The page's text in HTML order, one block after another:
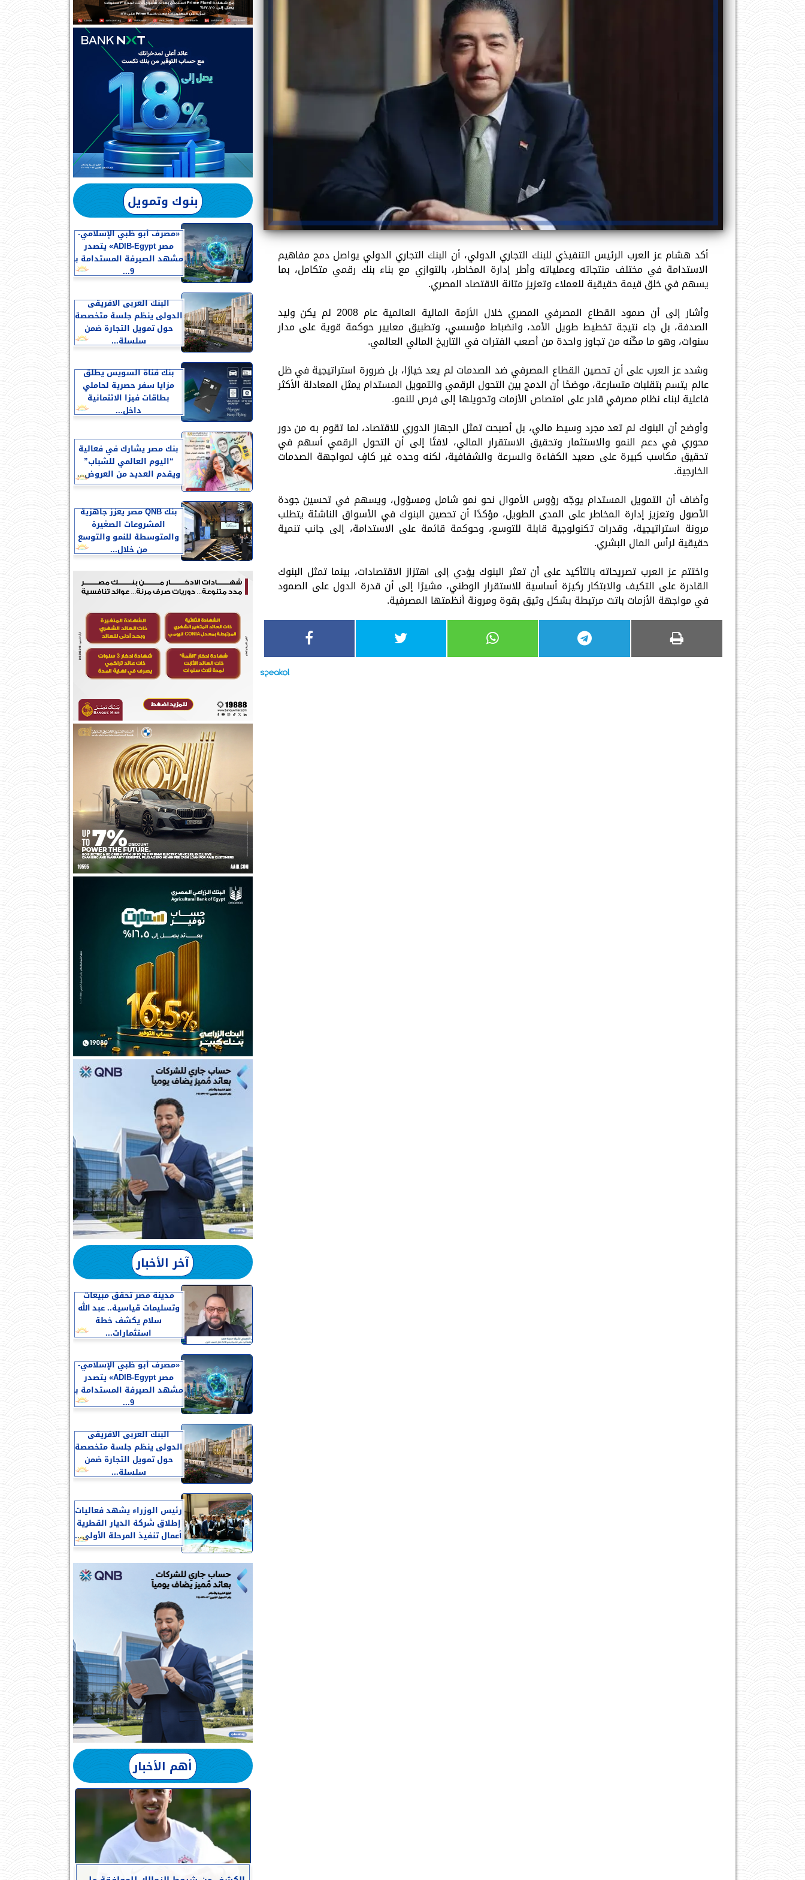
أكد هشام عز العرب الرئيس التنفيذي للبنك التجاري الدولي، أن البنك التجاري الدولي يواصل دمج مفاهيم
الاستدامة في مختلف منتجاته وعملياته وأطر إدارة المخاطر، بالتوازي مع بناء بنك رقمي متكامل، بما
يسهم في خلق قيمة حقيقية للعملاء وتعزيز متانة الاقتصاد المصري.
وأشار إلى أن صمود القطاع المصرفي المصري خلال الأزمة المالية العالمية عام 2008 لم يكن وليد
الصدفة، بل جاء نتيجة تخطيط طويل الأمد، وانضباط مؤسسي، وتطبيق معايير حوكمة قوية على مدار
سنوات، وهو ما مكّنه من تجاوز واحدة من أصعب الفترات في التاريخ المالي العالمي.
وشدد عز العرب على أن تحصين القطاع المصرفي ضد الصدمات لم يعد خيارًا، بل ضرورة استراتيجية في ظل
عالم يتسم بتقلبات متسارعة، موضحًا أن الدمج بين التحول الرقمي والتمويل المستدام يمثل المعادلة الأكثر
فاعلية لبناء نظام مصرفي قادر على امتصاص الأزمات وتحويلها إلى فرص للنمو.
وأوضح أن البنوك لم تعد مجرد وسيط مالي، بل أصبحت تمثل الجهاز الدوري للاقتصاد، لما تقوم به من دور
محوري في دعم النمو والاستثمار وتحقيق الاستقرار المالي، لافتًا إلى أن التحول الرقمي أسهم في
تحقيق مكاسب كبيرة على صعيد الكفاءة والسرعة والشفافية، لكنه وحده غير كافٍ لمواجهة الصدمات
الخارجية.
وأضاف أن التمويل المستدام يوجّه رؤوس الأموال نحو نمو شامل ومسؤول، ويسهم في تحسين جودة
الأصول وتعزيز إدارة المخاطر على المدى الطويل، مؤكدًا أن تحصين البنوك في الأسواق الناشئة يتطلب
مرونة استراتيجية، وقدرات تكنولوجية قابلة للتوسع، وحوكمة قائمة على الاستدامة، إلى جانب تنمية
حقيقية لرأس المال البشري.
واختتم عز العرب تصريحاته بالتأكيد على أن تعثر البنوك يؤدي إلى اهتزاز الاقتصادات، بينما تمثل البنوك
القادرة على التكيف والابتكار ركيزة أساسية للاستقرار الوطني، مشيرًا إلى أن قدرة الدول على الصمود
في مواجهة الأزمات باتت مرتبطة بشكل وثيق بقوة ومرونة أنظمتها المصرفية.
بنوك وتمويل
«مصرف أبو ظبي الإسلامي-
مصر ADIB-Egypt» يتصدر
مشهد الصيرفة المستدامة بـ
9...
البنك العربى الافريقى
الدولى ينظم جلسة متخصصة
حول تمويل التجارة ضمن
سلسلة...
بنك قناة السويس يطلق
مزايا سفر حصرية لحاملي
بطاقات فيزا الائتمانية
داخل...
بنك مصر يشارك في فعالية
“اليوم العالمي للشباب”
ويقدم العديد من العروض...
بنك QNB مصر يعزز جاهزية
المشروعات الصغيرة
والمتوسطة للنمو والتوسع
من خلال...
آخر الأخبار
مدينة مصر تحقق مبيعات
وتسليمات قياسية.. عبد الله
سلام يكشف خطة
استثمارات...
«مصرف أبو ظبي الإسلامي-
مصر ADIB-Egypt» يتصدر
مشهد الصيرفة المستدامة بـ
9...
البنك العربى الافريقى
الدولى ينظم جلسة متخصصة
حول تمويل التجارة ضمن
سلسلة...
رئيس الوزراء يشهد فعاليات
إطلاق شركة الديار القطرية
أعمال تنفيذ المرحلة الأولى...
أهم الأخبار